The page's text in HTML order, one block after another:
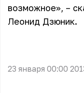
возможное», –
Леонид Дзюник.
23 января 00:00